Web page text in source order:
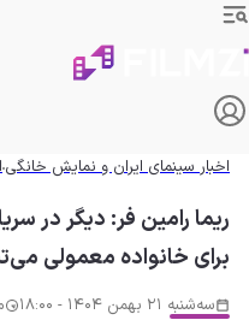
اخبار سینمای ایران و نمایش خانگی
ریما رامین فر: دیگر در
برای خانواده معمولی
سه‌شنبه 21 بهمن 1404 - 18:00